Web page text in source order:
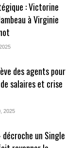
: Victorine
à Virginie
des agents pour
salaires et crise
2025
décroche un Single